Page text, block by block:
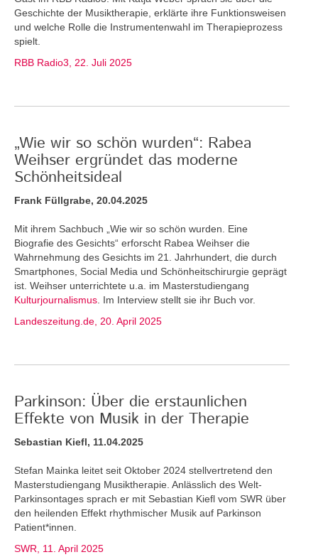
Geschichte der Musiktherapie, erklärte ihre Funktionsweisen
und welche Rolle die Instrumentenwahl im Therapieprozess
spielt.
RBB Radio3, 22. Juli 2025
„Wie wir so schön wurden“: Rabea
Weihser ergründet das moderne
Schönheitsideal
Frank Füllgrabe, 20.04.2025
Mit ihrem Sachbuch „Wie wir so schön wurden. Eine
Biografie des Gesichts“ erforscht Rabea Weihser die
Wahrnehmung des Gesichts im 21. Jahrhundert, die durch
Smartphones, Social Media und Schönheitschirurgie geprägt
ist. Weihser unterrichtete u.a. im Masterstudiengang
Kulturjournalismus . Im Interview stellt sie ihr Buch vor.
Landeszeitung.de, 20. April 2025
Parkinson: Über die erstaunlichen
Effekte von Musik in der Therapie
Sebastian Kiefl, 11.04.2025
Stefan Mainka leitet seit Oktober 2024 stellvertretend den
Masterstudiengang Musiktherapie. Anlässlich des Welt-
Parkinsontages sprach er mit Sebastian Kiefl vom SWR über
den heilenden Effekt rhythmischer Musik auf Parkinson
Patient*innen.
SWR, 11. April 2025